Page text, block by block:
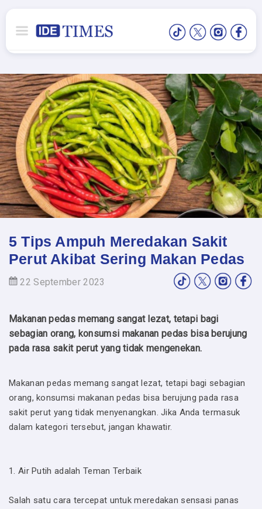
5 Tips Ampuh Meredakan Sakit
Perut Akibat Sering Makan Pedas
22 September 2023
Makanan pedas memang sangat lezat, tetapi bagi
sebagian orang, konsumsi makanan pedas bisa berujung
pada rasa sakit perut yang tidak mengenekan.
Makanan pedas memang sangat lezat, tetapi bagi sebagian
orang, konsumsi makanan pedas bisa berujung pada rasa
sakit perut yang tidak menyenangkan. Jika Anda termasuk
dalam kategori tersebut, jangan khawatir.
1. Air Putih adalah Teman Terbaik
Salah satu cara tercepat untuk meredakan sensasi panas